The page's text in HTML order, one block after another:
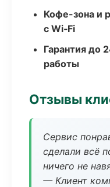
Кофе-зона и
с Wi‑Fi
Гарантия до
работы
Отзывы
Сервис
сделали всё
ничего не
— Клиент